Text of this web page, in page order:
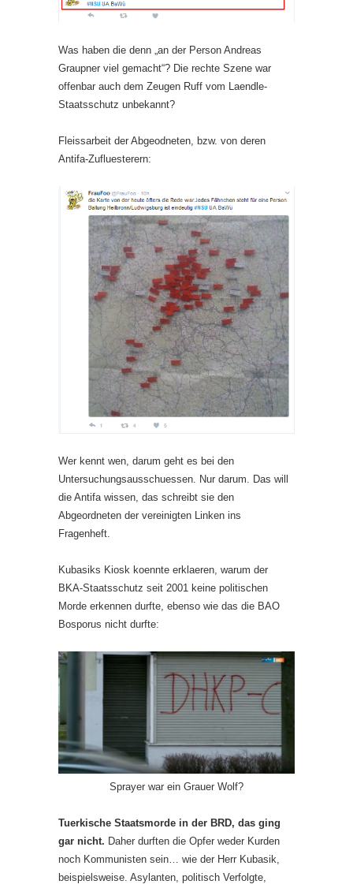
Was haben die denn „an der Person Andreas
Graupner viel gemacht“? Die rechte Szene war
offenbar auch dem Zeugen Ruff vom Laendle-
Staatsschutz unbekannt?
Fleissarbeit der Abgeodneten, bzw. von deren
Antifa-Zufluesterern:
Wer kennt wen, darum geht es bei den
Untersuchungsausschuessen. Nur darum. Das will
die Antifa wissen, das schreibt sie den
Abgeordneten der vereinigten Linken ins
Fragenheft.
Kubasiks Kiosk koennte erklaeren, warum der
BKA-Staatsschutz seit 2001 keine politischen
Morde erkennen durfte, ebenso wie das die BAO
Bosporus nicht durfte:
Sprayer war ein Grauer Wolf?
Tuerkische Staatsmorde in der BRD, das ging
gar nicht. Daher durften die Opfer weder Kurden
noch Kommunisten sein… wie der Herr Kubasik,
beispielsweise. Asylanten, politisch Verfolgte,